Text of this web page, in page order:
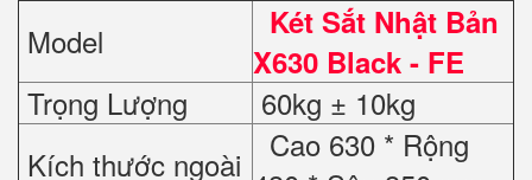
Model
Két Sắt Nhật Bản
X630 Black - FE
Trọng Lượng
60kg ± 10kg
Kích thước ngoài
Cao 630 * Rộng